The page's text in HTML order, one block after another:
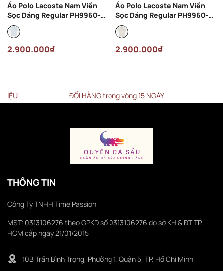
Áo Polo Lacoste Nam Viền
Sọc Dáng Regular PH9960-
00-T01 Màu Xanh Nhạt
2.900.000₫
Áo Polo Lacoste Nam Viền
Sọc Dáng Regular PH9960-
00-ARS Màu Kem
2.900.000₫
ĐỔI HÀNG trong vòng 15 NGÀY
THÔNG TIN
Công Ty TNHH Time Passion
MST: 0313106276 theo GPKD số 0313106276 do sở KH & ĐT TP.
HCM cấp ngày 21/01/2015
10B Trần Bình Trọng, Phường 1, Quận 5, TP. Hồ Chí Minh